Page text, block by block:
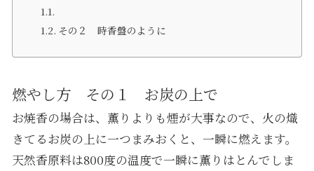
その２ 時香盤のように
燃やし方 その１ お炭の上で
お焼香の場合は、薫りよりも煙が大事なので、火の熾
きてるお炭の上に一つまみおくと、一瞬に燃えます。
天然香原料は800度の温度で一瞬に薫りはとんでしま